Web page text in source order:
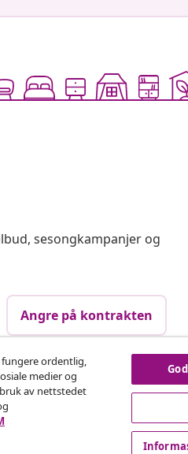
sesongkampanjer og
Angre på kontrakten
program
for vidaXL
ordentlig,
medier og
av nettstedet